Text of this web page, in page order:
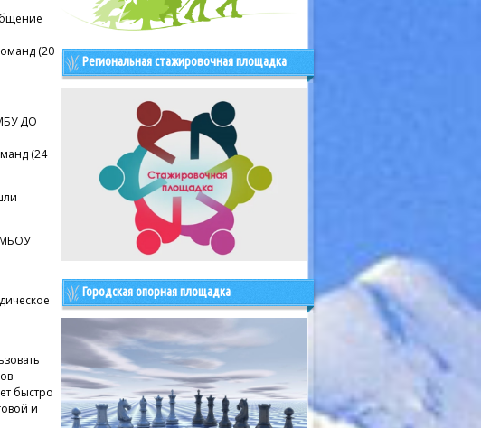
(20
ДО
(24
МБОУ
быстро
и
Региональная стажировочная площадка
Городская опорная площадка